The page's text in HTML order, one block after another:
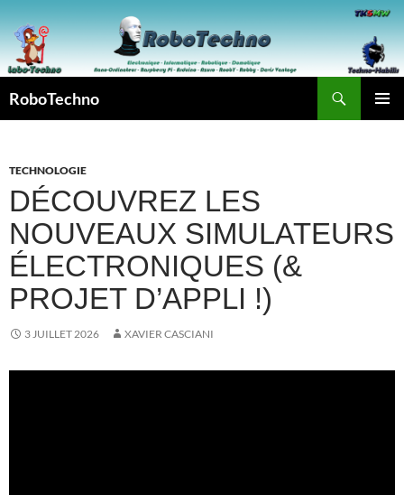
au
contenu
RoboTechno
TECHNOLOGIE
DÉCOUVREZ LES
NOUVEAUX SIMULATEURS
ÉLECTRONIQUES (&
PROJET D’APPLI !)
3 JUILLET 2026 XAVIER CASCIANI